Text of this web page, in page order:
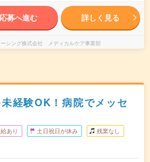
応募へ進む 詳しく見る
ーシング株式会社 メディカルケア事業部
経験OK！病院でメッセ
あり 土日祝日が休み 残業なし